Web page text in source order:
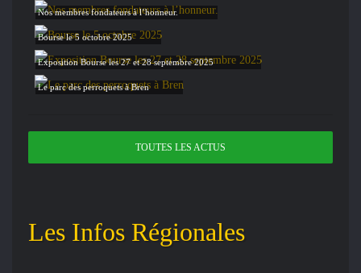
Nos membres fondateurs à l’honneur.
Bourse le 5 octobre 2025
Exposition Bourse les 27 et 28 septembre 2025
Le parc des perroquets à Bren
TOUTES LES ACTUS
Les Infos Régionales